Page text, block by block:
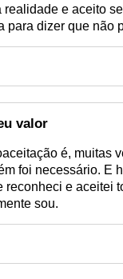
realidade e aceito
para dizer que não
valor
é, muitas
foi necessário. E
reconheci e aceitei
sou.